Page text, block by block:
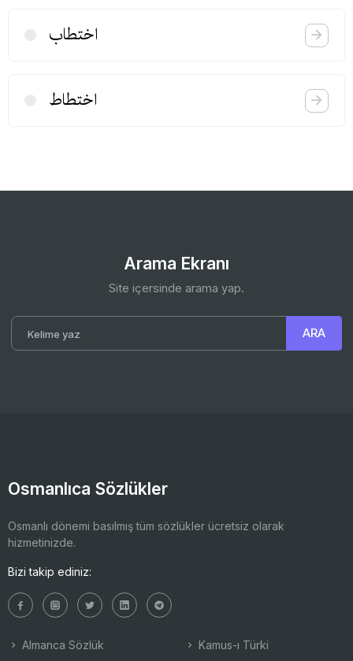
اختطاب
اختطاط
Arama Ekranı
Site içersinde arama yap.
Osmanlıca Sözlükler
Osmanlı dönemi basılmış tüm sözlükler ücretsiz olarak
hizmetinizde.
Bizi takip ediniz:
Almanca Sözlük Kamus-ı Türki